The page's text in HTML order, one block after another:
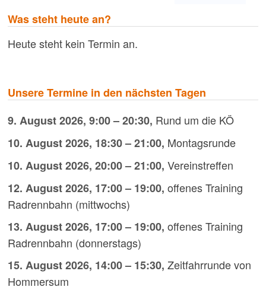
Was steht heute an?
Heute steht kein Termin an.
Unsere Termine in den nächsten Tagen
9. August 2026, 9:00– 20:30, Rund um die KÖ
10. August 2026, 18:30– 21:00, Montagsrunde
10. August 2026, 20:00– 21:00, Vereinstreffen
12. August 2026, 17:00– 19:00, offenes Training
Radrennbahn (mittwochs)
13. August 2026, 17:00– 19:00, offenes Training
Radrennbahn (donnerstags)
15. August 2026, 14:00– 15:30, Zeitfahrrunde von
Hommersum